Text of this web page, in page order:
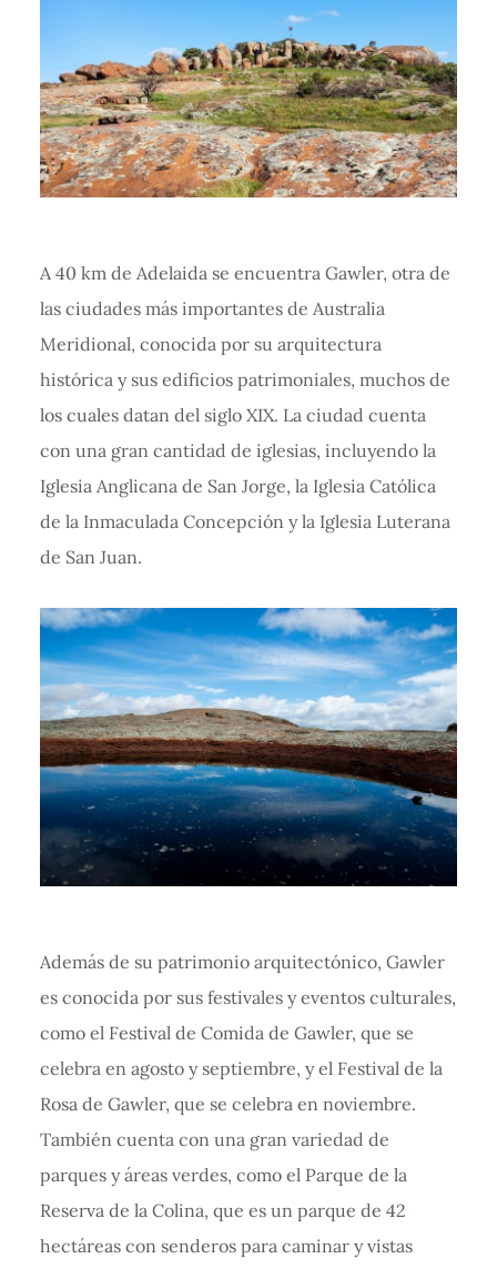
A 40 km de Adelaida se encuentra Gawler, otra de
las ciudades más importantes de Australia
Meridional, conocida por su arquitectura
histórica y sus edificios patrimoniales, muchos de
los cuales datan del siglo XIX. La ciudad cuenta
con una gran cantidad de iglesias, incluyendo la
Iglesia Anglicana de San Jorge, la Iglesia Católica
de la Inmaculada Concepción y la Iglesia Luterana
de San Juan.
Además de su patrimonio arquitectónico, Gawler
es conocida por sus festivales y eventos culturales,
como el Festival de Comida de Gawler, que se
celebra en agosto y septiembre, y el Festival de la
Rosa de Gawler, que se celebra en noviembre.
También cuenta con una gran variedad de
parques y áreas verdes, como el Parque de la
Reserva de la Colina, que es un parque de 42
hectáreas con senderos para caminar y vistas